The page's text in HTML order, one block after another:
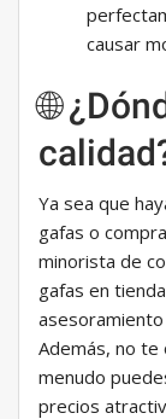
causar
🌐
Ya sea que
gafas o
minorista de
gafas en
Además, no te
menudo
precios